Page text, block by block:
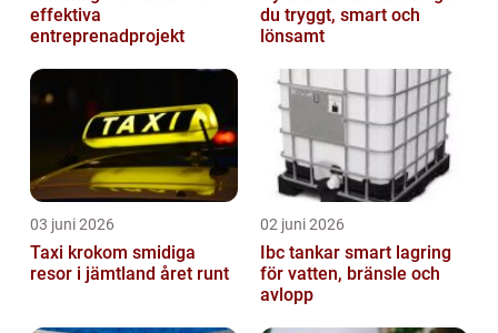
effektiva
entreprenadprojekt
du tryggt, smart och
lönsamt
03 juni 2026
Taxi krokom smidiga
resor i jämtland året runt
02 juni 2026
Ibc tankar smart lagring
för vatten, bränsle och
avlopp